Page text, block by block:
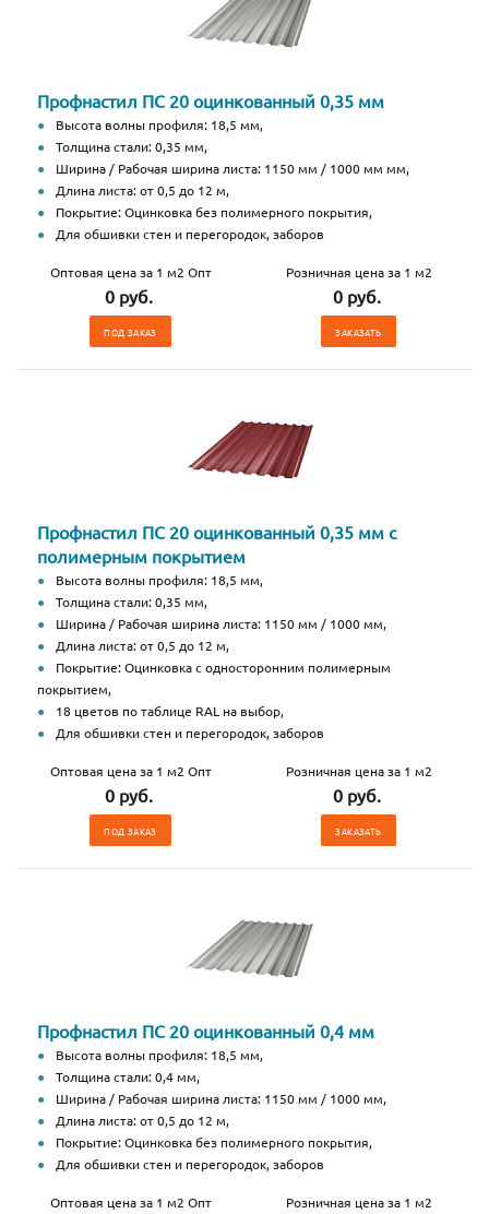
Профнастил ПС 20 оцинкованный 0,35 мм
Высота волны профиля: 18,5 мм,
Толщина стали: 0,35 мм,
Ширина / Рабочая ширина листа: 1150 мм / 1000 мм мм,
Длина листа: от 0,5 до 12 м,
Покрытие: Оцинковка без полимерного покрытия,
Для обшивки стен и перегородок, заборов
Оптовая цена за 1 м2 Опт
0 руб.
ПОД ЗАКАЗ
Розничная цена за 1 м2
0 руб.
ЗАКАЗАТЬ
Профнастил ПС 20 оцинкованный 0,35 мм с
полимерным покрытием
Высота волны профиля: 18,5 мм,
Толщина стали: 0,35 мм,
Ширина / Рабочая ширина листа: 1150 мм / 1000 мм,
Длина листа: от 0,5 до 12 м,
Покрытие: Оцинковка с односторонним полимерным
покрытием,
18 цветов по таблице RAL на выбор,
Для обшивки стен и перегородок, заборов
Оптовая цена за 1 м2 Опт
0 руб.
ПОД ЗАКАЗ
Розничная цена за 1 м2
0 руб.
ЗАКАЗАТЬ
Профнастил ПС 20 оцинкованный 0,4 мм
Высота волны профиля: 18,5 мм,
Толщина стали: 0,4 мм,
Ширина / Рабочая ширина листа: 1150 мм / 1000 мм,
Длина листа: от 0,5 до 12 м,
Покрытие: Оцинковка без полимерного покрытия,
Для обшивки стен и перегородок, заборов
Оптовая цена за 1 м2 Опт Розничная цена за 1 м2